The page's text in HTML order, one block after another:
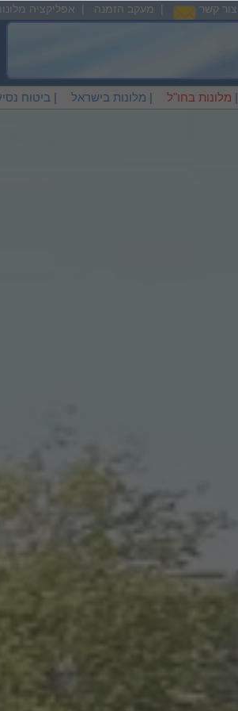
אפליקציה | מעקב הזמנה | צור קשר
ביטוח | מלונות בישראל | מלונות בחו"ל |